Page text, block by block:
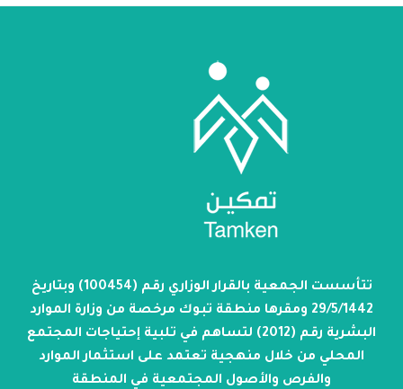
تتأسست الجمعية بالقرار الوزاري رقم (100454) وبتاريخ
29/5/1442 ومقرها منطقة تبوك مرخصة من وزارة الموارد
البشرية رقم (2012) لتساهم في تلبية إحتياجات المجتمع
المحلي من خلال منهجية تعتمد على استثمار الموارد
والفرص والأصول المجتمعية في المنطقة